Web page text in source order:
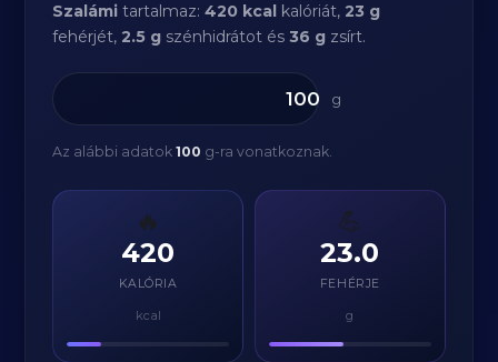
Szalámi tartalmaz:420 kcal kalóriát,23 g
fehérjét,2.5 g szénhidrátot és36 g zsírt.
g
Az alábbi adatok100 g-ra vonatkoznak.
🔥
420
KALÓRIA
kcal
💪
23.0
FEHÉRJE
g